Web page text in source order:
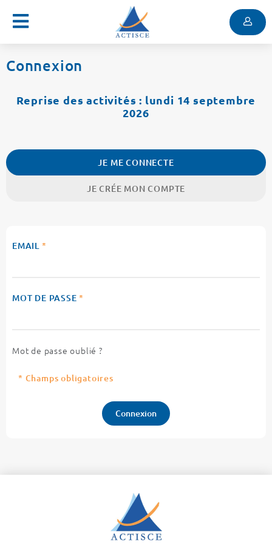
Menu
Connexion
Reprise des activités : lundi 14 septembre
2026
JE ME CONNECTE
JE CRÉE MON COMPTE
EMAIL *
MOT DE PASSE *
Mot de passe oublié ?
* Champs obligatoires